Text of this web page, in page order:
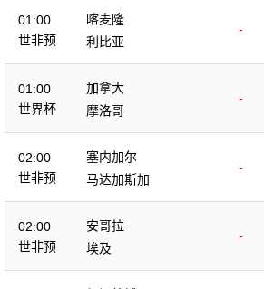
01:00
世非预
喀麦隆
-
利比亚
01:00
世界杯
加拿大
-
摩洛哥
02:00
世非预
塞内加尔
-
马达加斯加
02:00
世非预
安哥拉
-
埃及